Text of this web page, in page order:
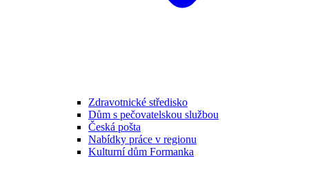
Zdravotnické středisko
Dům s pečovatelskou službou
Česká pošta
Nabídky práce v regionu
Kulturní dům Formanka